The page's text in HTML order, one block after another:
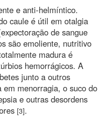
e anti-helmíntico.
caule é útil em otalgia
de sangue
são emoliente, nutritivo
madura é
hemorrágicos. A
junto a outros
em menorragia, o suco do
e outras desordens
[3].